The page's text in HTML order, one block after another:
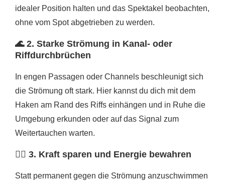
idealer Position halten und das Spektakel beobachten,
ohne vom Spot abgetrieben zu werden.
🌊 2. Starke Strömung in Kanal- oder
Riffdurchbrüchen
In engen Passagen oder Channels beschleunigt sich
die Strömung oft stark. Hier kannst du dich mit dem
Haken am Rand des Riffs einhängen und in Ruhe die
Umgebung erkunden oder auf das Signal zum
Weitertauchen warten.
🧘‍♂️ 3. Kraft sparen und Energie bewahren
Statt permanent gegen die Strömung anzuschwimmen